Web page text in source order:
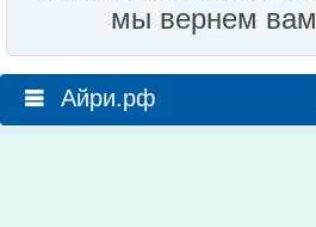
мы вернем вам
Айри.рф